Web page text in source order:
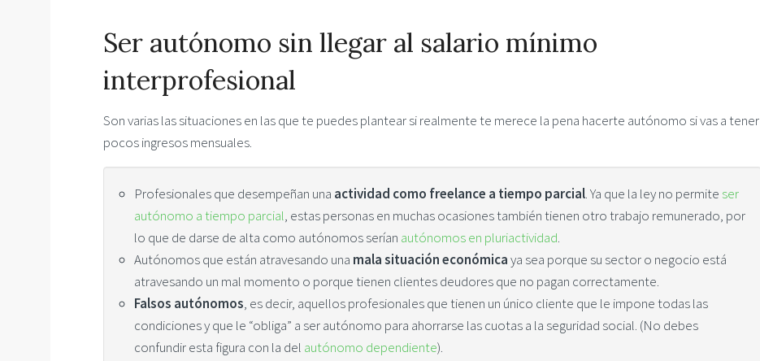
Ser autónomo sin llegar al salario mínimo
interprofesional
Son varias las situaciones en las que te puedes plantear si realmente te merece la pena hacerte autónomo si vas a tener
pocos ingresos mensuales.
Profesionales que desempeñan una actividad como freelance a tiempo parcial. Ya que la ley no permite ser
autónomo a tiempo parcial, estas personas en muchas ocasiones también tienen otro trabajo remunerado, por
lo que de darse de alta como autónomos serían autónomos en pluriactividad.
Autónomos que están atravesando una mala situación económicaya sea porque su sector o negocio está
atravesando un mal momento o porque tienen clientes deudores que no pagan correctamente.
Falsos autónomos, es decir, aquellos profesionales que tienen un único cliente que le impone todas las
condiciones y que le “obliga” a ser autónomo para ahorrarse las cuotas a la seguridad social. (No debes
confundir esta figura con la del autónomo dependiente).